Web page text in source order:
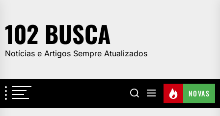
the
content
102 BUSCA
Notícias e Artigos Sempre Atualizados
NOVAS